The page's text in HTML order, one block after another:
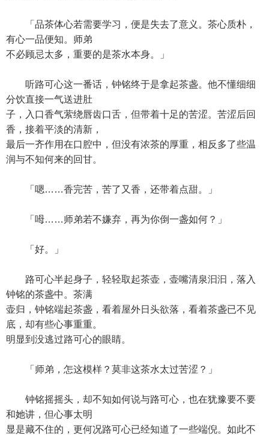
「品茶体心若需要学习，便是失去了意义。茶心质朴，
有心一品便知。师弟
不必顾忌太多，重要的是茶水本身。」
听路可心这一番话，钟铭终于是拿起茶盏。他不懂细细
分饮直接一气送进肚
子，入口香气萦绕唇齿口舌，但带着十足的苦涩。苦涩后回
香，接着平淡的清新，
最后一齐作用在口腔中，但没有浓茶的厚重，相反多了些温
润与不知何来的回甘。
「嗯……香完苦，苦了又香，还带着点甜。」
「呣……师弟若不嫌弃，再为你倒一盏如何？」
「好。」
路可心半起身子，轻轻取起茶壶，壶嘴清泉汩汩，落入
钟铭的茶盏中。茶满
壶归，钟铭端起茶盏，看着屋外日头欲落，看着茶盏已不见
底，却有些心事重重。
明显到没逃过路可心的眼睛。
「师弟，怎这模样？莫非这茶水太过苦涩？」
钟铭摇摇头，却不知如何说与路可心，也在犹豫要不要
和她讲，但心事太明
显是藏不住的，更何况路可心已经知道了一些端倪。如此不